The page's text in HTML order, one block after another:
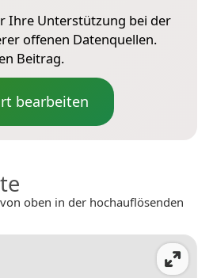
Ihre Unterstützung bei der
offenen Datenquellen.
Beitrag.
bearbeiten
oben in der hochauflösenden